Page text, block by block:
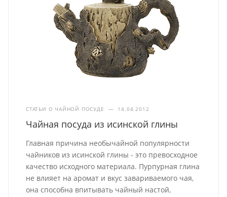
СТАТЬИ О ЧАЙНОЙ ПОСУДЕ — 14.04.2012
Чайная посуда из исинской глины
Главная причина необычайной популярности
чайников из исинской глины - это превосходное
качество исходного материала. Пурпурная глина
не влияет на аромат и вкус завариваемого чая,
она способна впитывать чайный настой,